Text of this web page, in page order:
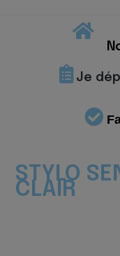
Je
STYLO
CLAIR